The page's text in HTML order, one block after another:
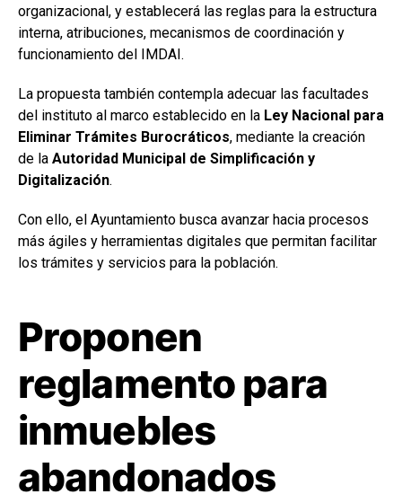
organizacional, y establecerá las reglas para la estructura
interna, atribuciones, mecanismos de coordinación y
funcionamiento del IMDAI.
La propuesta también contempla adecuar las facultades
del instituto al marco establecido en la Ley Nacional para
Eliminar Trámites Burocráticos, mediante la creación
de la Autoridad Municipal de Simplificación y
Digitalización.
Con ello, el Ayuntamiento busca avanzar hacia procesos
más ágiles y herramientas digitales que permitan facilitar
los trámites y servicios para la población.
Proponen
reglamento para
inmuebles
abandonados